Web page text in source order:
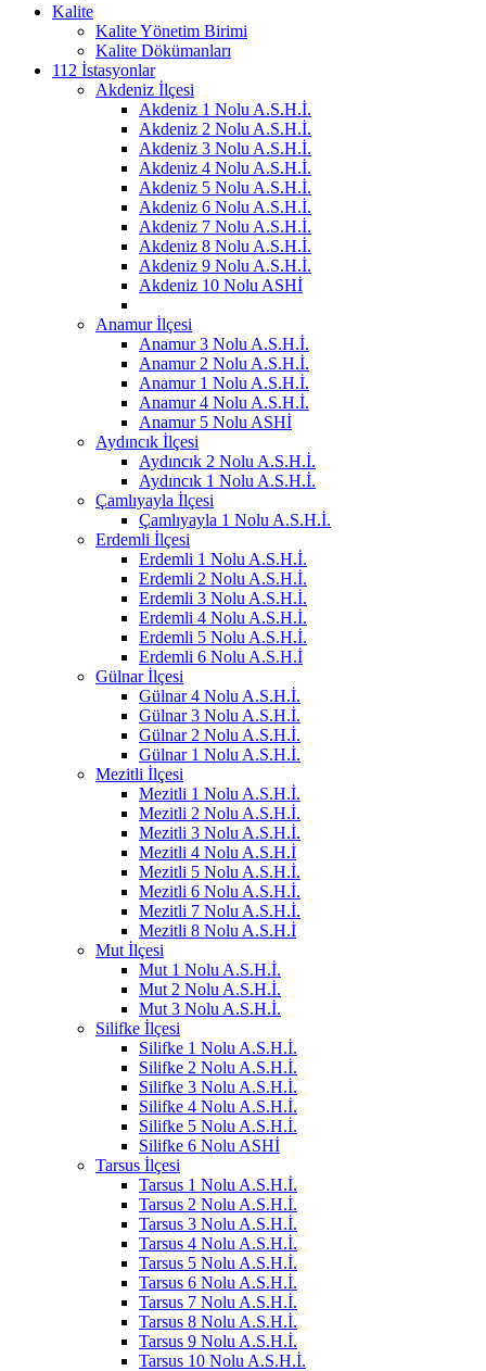
Kalite
Kalite Yönetim Birimi
Kalite Dökümanları
112 İstasyonlar
Akdeniz İlçesi
Akdeniz 1 Nolu A.S.H.İ.
Akdeniz 2 Nolu A.S.H.İ.
Akdeniz 3 Nolu A.S.H.İ.
Akdeniz 4 Nolu A.S.H.İ.
Akdeniz 5 Nolu A.S.H.İ.
Akdeniz 6 Nolu A.S.H.İ.
Akdeniz 7 Nolu A.S.H.İ.
Akdeniz 8 Nolu A.S.H.İ.
Akdeniz 9 Nolu A.S.H.İ.
Akdeniz 10 Nolu ASHİ
Anamur İlçesi
Anamur 3 Nolu A.S.H.İ.
Anamur 2 Nolu A.S.H.İ.
Anamur 1 Nolu A.S.H.İ.
Anamur 4 Nolu A.S.H.İ.
Anamur 5 Nolu ASHİ
Aydıncık İlçesi
Aydıncık 2 Nolu A.S.H.İ.
Aydıncık 1 Nolu A.S.H.İ.
Çamlıyayla İlçesi
Çamlıyayla 1 Nolu A.S.H.İ.
Erdemli İlçesi
Erdemli 1 Nolu A.S.H.İ.
Erdemli 2 Nolu A.S.H.İ.
Erdemli 3 Nolu A.S.H.İ.
Erdemli 4 Nolu A.S.H.İ.
Erdemli 5 Nolu A.S.H.İ.
Erdemli 6 Nolu A.S.H.İ
Gülnar İlçesi
Gülnar 4 Nolu A.S.H.İ.
Gülnar 3 Nolu A.S.H.İ.
Gülnar 2 Nolu A.S.H.İ.
Gülnar 1 Nolu A.S.H.İ.
Mezitli İlçesi
Mezitli 1 Nolu A.S.H.İ.
Mezitli 2 Nolu A.S.H.İ.
Mezitli 3 Nolu A.S.H.İ.
Mezitli 4 Nolu A.S.H.İ
Mezitli 5 Nolu A.S.H.İ.
Mezitli 6 Nolu A.S.H.İ.
Mezitli 7 Nolu A.S.H.İ.
Mezitli 8 Nolu A.S.H.İ
Mut İlçesi
Mut 1 Nolu A.S.H.İ.
Mut 2 Nolu A.S.H.İ.
Mut 3 Nolu A.S.H.İ.
Silifke İlçesi
Silifke 1 Nolu A.S.H.İ.
Silifke 2 Nolu A.S.H.İ.
Silifke 3 Nolu A.S.H.İ.
Silifke 4 Nolu A.S.H.İ.
Silifke 5 Nolu A.S.H.İ.
Silifke 6 Nolu ASHİ
Tarsus İlçesi
Tarsus 1 Nolu A.S.H.İ.
Tarsus 2 Nolu A.S.H.İ.
Tarsus 3 Nolu A.S.H.İ.
Tarsus 4 Nolu A.S.H.İ.
Tarsus 5 Nolu A.S.H.İ.
Tarsus 6 Nolu A.S.H.İ.
Tarsus 7 Nolu A.S.H.İ.
Tarsus 8 Nolu A.S.H.İ.
Tarsus 9 Nolu A.S.H.İ.
Tarsus 10 Nolu A.S.H.İ.